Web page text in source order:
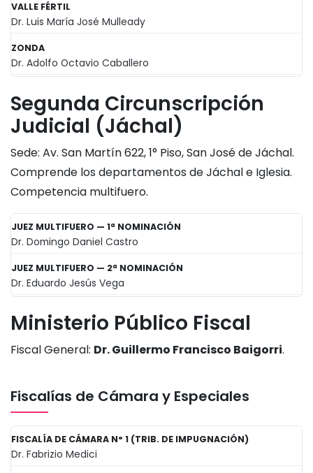
VALLE FÉRTIL
Dr. Luis María José Mulleady
ZONDA
Dr. Adolfo Octavio Caballero
Segunda Circunscripción
Judicial (Jáchal)
Sede: Av. San Martín 622, 1° Piso, San José de Jáchal.
Comprende los departamentos de Jáchal e Iglesia.
Competencia multifuero.
JUEZ MULTIFUERO — 1ª NOMINACIÓN
Dr. Domingo Daniel Castro
JUEZ MULTIFUERO — 2ª NOMINACIÓN
Dr. Eduardo Jesús Vega
Ministerio Público Fiscal
Fiscal General: Dr. Guillermo Francisco Baigorri.
Fiscalías de Cámara y Especiales
FISCALÍA DE CÁMARA N° 1 (TRIB. DE IMPUGNACIÓN)
Dr. Fabrizio Medici